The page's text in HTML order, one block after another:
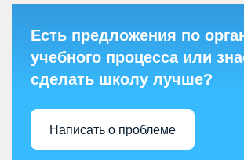
Есть предложения по
учебного процесса или
сделать школу лучше?
Написать о проблеме